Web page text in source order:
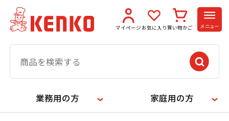
マイページ お気に入り 買い物かご メニュー
業務用の方 家庭用の方